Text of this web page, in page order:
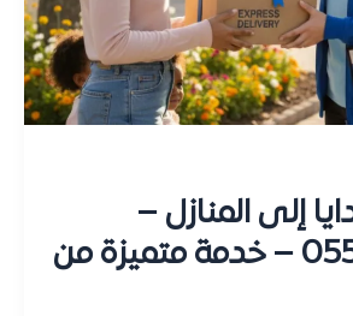
إلى المنازل –
0558962287 – خدمة متميزة من